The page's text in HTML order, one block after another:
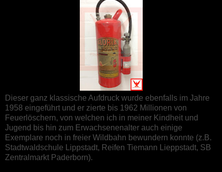
Dieser ganz klassische Aufdruck wurde ebenfalls im Jahre
1958 eingeführt und er zierte bis 1962 Millionen von
Feuerlöschern, von welchen ich in meiner Kindheit und
Jugend bis hin zum Erwachsenenalter auch einige
Exemplare noch in freier Wildbahn bewundern konnte (z.B.
Stadtwaldschule Lippstadt, Reifen Tiemann Lieppstadt, SB
Zentralmarkt Paderborn).